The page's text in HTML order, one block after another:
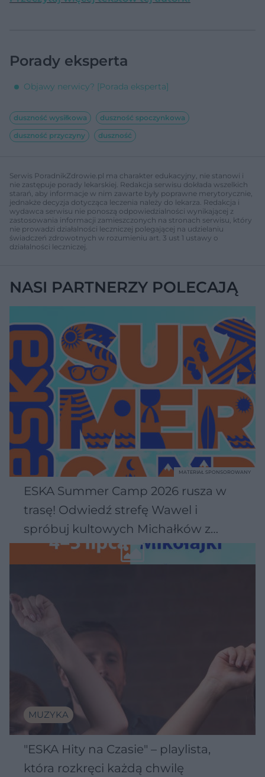
Porady eksperta
Objawy nerwicy? [Porada eksperta]
duszność wysiłkowa
duszność spoczynkowa
duszność przyczyny
duszność
Serwis PoradnikZdrowie.pl ma charakter edukacyjny, nie stanowi i
nie zastępuje porady lekarskiej. Redakcja serwisu dokłada wszelkich
starań, aby informacje w nim zawarte były poprawne merytorycznie,
jednakże decyzja dotycząca leczenia należy do lekarza. Redakcja i
wydawca serwisu nie ponoszą odpowiedzialności wynikającej z
zastosowania informacji zamieszczonych na stronach serwisu, który
nie prowadzi działalności leczniczej polegającej na udzielaniu
świadczeń zdrowotnych w rozumieniu art. 3 ust 1 ustawy o
działalności leczniczej.
NASI PARTNERZY POLECAJĄ
ESKA Summer Camp 2026 rusza w
trasę! Odwiedź strefę Wawel i
spróbuj kultowych Michałków z
Wawelu
MATERIAŁ SPONSOROWANY
MUZYKA
"ESKA Hity na Czasie" – playlista,
która rozkręci każdą chwilę